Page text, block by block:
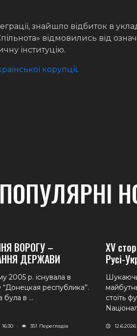
знайшло відбиток в
відмовились від
інституцію.
корупції.
ПОПУЛЯРНІ
ВОРОГУ –
ДЕРЖАВИ
2005 р. існувала в
“Донецкая республика”.
була в ...
· 351 Переглядів
XV
Русі-
стоїть